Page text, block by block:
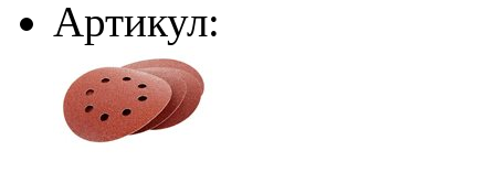
Артикул: